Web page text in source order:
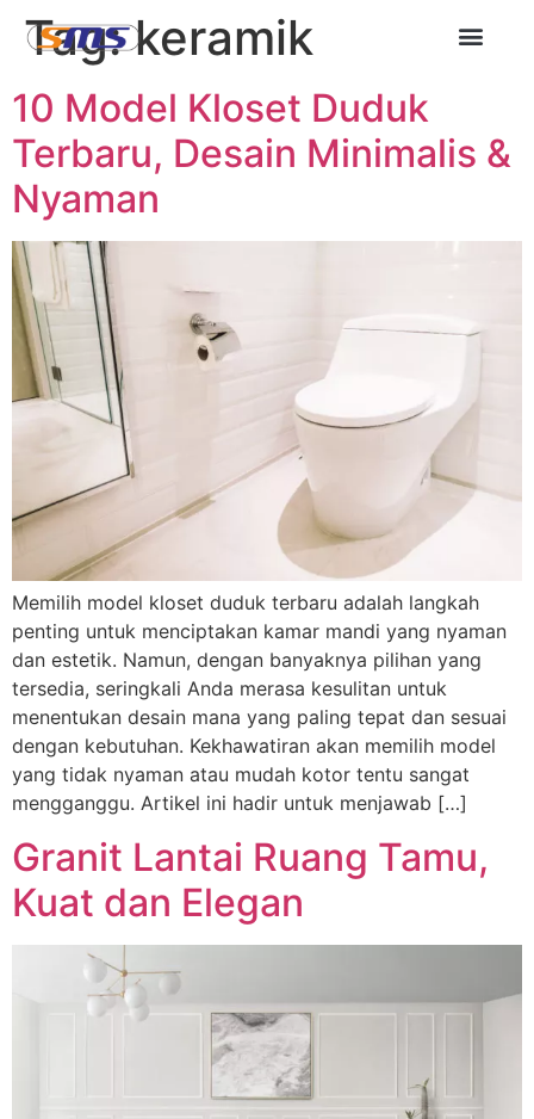
Tag:keramik
10 Model Kloset Duduk
Terbaru, Desain Minimalis &
Nyaman
Memilih model kloset duduk terbaru adalah langkah
penting untuk menciptakan kamar mandi yang nyaman
dan estetik. Namun, dengan banyaknya pilihan yang
tersedia, seringkali Anda merasa kesulitan untuk
menentukan desain mana yang paling tepat dan sesuai
dengan kebutuhan. Kekhawatiran akan memilih model
yang tidak nyaman atau mudah kotor tentu sangat
mengganggu. Artikel ini hadir untuk menjawab […]
Granit Lantai Ruang Tamu,
Kuat dan Elegan